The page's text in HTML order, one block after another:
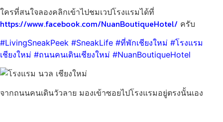
ใครที่สนใจลองคลิกเข้าไปชมเวปโรงแรมได้ที่
https://www.facebook.com/NuanBoutiqueHotel/ ครับ
#LivingSneakPeek #SneakLife #ที่พักเชียงใหม่ #โรงแรม
เชียงใหม่ #ถนนคนเดินเชียงใหม่ #NuanBoutiqueHotel
จากถนนคนเดินวัวลาย มองเข้าซอยไปโรงแรมอยู่ตรงนั้นเอง